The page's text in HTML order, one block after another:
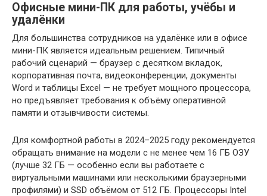
Офисные мини-ПК для работы, учёбы и
удалёнки
Для большинства сотрудников на удалёнке или в офисе
мини-ПК является идеальным решением. Типичный
рабочий сценарий — браузер с десятком вкладок,
корпоративная почта, видеоконференции, документы
Word и таблицы Excel — не требует мощного процессора,
но предъявляет требования к объёму оперативной
памяти и отзывчивости системы.
Для комфортной работы в 2024–2025 году рекомендуется
обращать внимание на модели с не менее чем 16 ГБ ОЗУ
(лучше 32 ГБ — особенно если вы работаете с
виртуальными машинами или несколькими браузерными
профилями) и SSD объёмом от 512 ГБ. Процессоры Intel